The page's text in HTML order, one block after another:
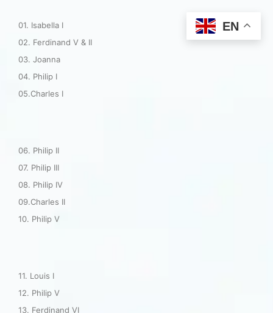
01. Isabella I
02. Ferdinand V & II
03. Joanna
04. Philip I
05.Charles I
06. Philip II
07. Philip III
08. Philip IV
09.Charles II
10. Philip V
11. Louis I
12. Philip V
13. Ferdinand VI
EN